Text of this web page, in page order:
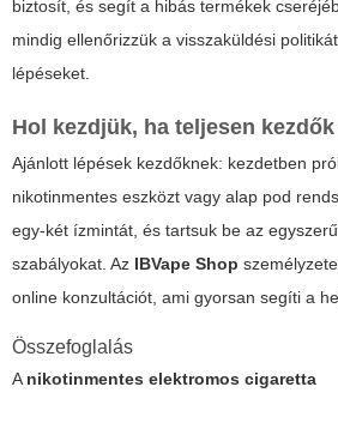
biztosít, és segít a hibás termékek
mindig ellenőrizzük a visszaküldési
lépéseket.
Hol kezdjük, ha teljesen
Ajánlott lépések kezdőknek: kezdetben
nikotinmentes eszközt vagy alap pod
egy-két ízmintát, és tartsuk be az
szabályokat. Az IBVape Shop
online konzultációt, ami gyorsan segíti a
Összefoglalás
A nikotinmentes elektromos cigaretta